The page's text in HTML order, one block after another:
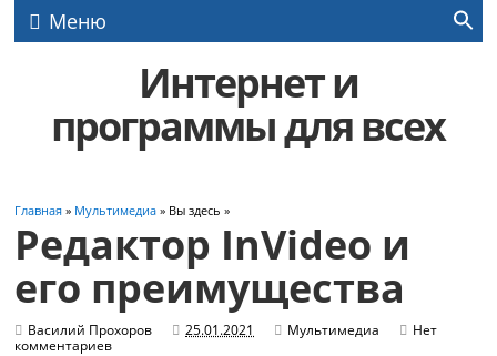
Меню
Интернет и
программы для всех
Главная » Мультимедиа » Вы здесь »
Редактор InVideo и
его преимущества
Василий Прохоров 25.01.2021 Мультимедиа
Нет
комментариев